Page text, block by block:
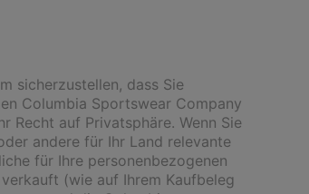
sicherzustellen, dass Sie
Columbia Sportswear Company
Recht auf Privatsphäre. Wenn Sie
andere für Ihr Land relevante
für Ihre personenbezogenen
(wie auf Ihrem Kaufbeleg